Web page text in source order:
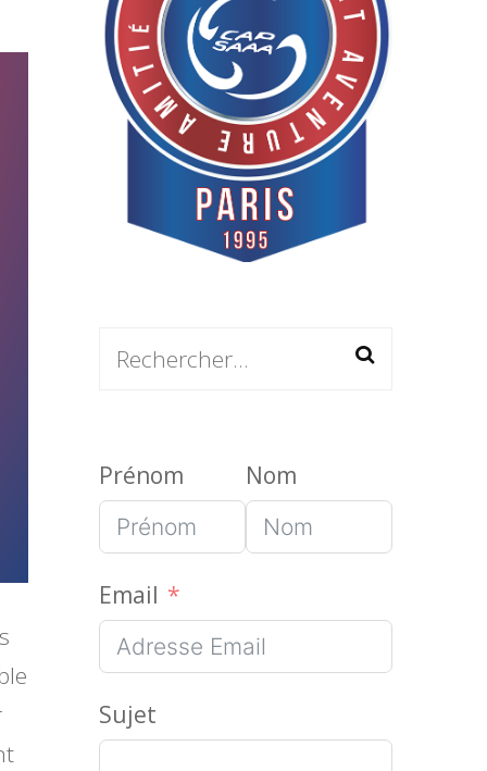
Rechercher :
Prénom Nom
Email
Sujet